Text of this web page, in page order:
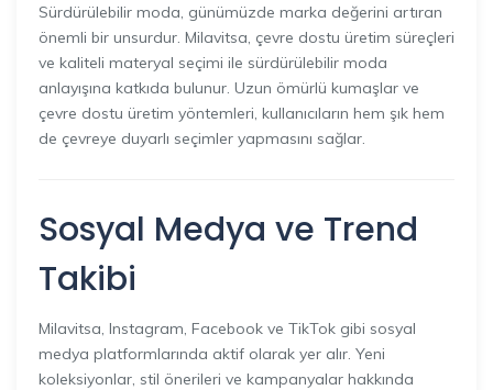
Sürdürülebilir moda, günümüzde marka değerini artıran
önemli bir unsurdur. Milavitsa, çevre dostu üretim süreçleri
ve kaliteli materyal seçimi ile sürdürülebilir moda
anlayışına katkıda bulunur. Uzun ömürlü kumaşlar ve
çevre dostu üretim yöntemleri, kullanıcıların hem şık hem
de çevreye duyarlı seçimler yapmasını sağlar.
Sosyal Medya ve Trend
Takibi
Milavitsa, Instagram, Facebook ve TikTok gibi sosyal
medya platformlarında aktif olarak yer alır. Yeni
koleksiyonlar, stil önerileri ve kampanyalar hakkında